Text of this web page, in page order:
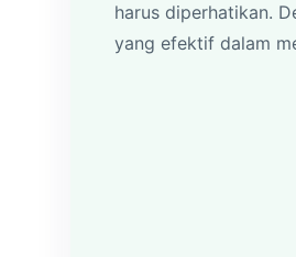
harus diperhatikan.
yang efektif dalam